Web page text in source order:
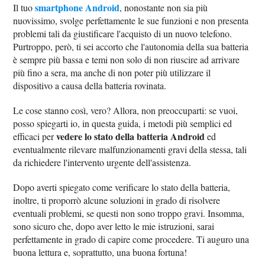
Il tuosmartphone Android, nonostante non sia più
nuovissimo, svolge perfettamente le sue funzioni e non presenta
problemi tali da giustificare l'acquisto di un nuovo telefono.
Purtroppo, però, ti sei accorto che l'autonomia della sua batteria
è sempre più bassa e temi non solo di non riuscire ad arrivare
più fino a sera, ma anche di non poter più utilizzare il
dispositivo a causa della batteria rovinata.
Le cose stanno così, vero? Allora, non preoccuparti: se vuoi,
posso spiegarti io, in questa guida, i metodi più semplici ed
efficaci pervedere lo stato della batteria Androided
eventualmente rilevare malfunzionamenti gravi della stessa, tali
da richiedere l'intervento urgente dell'assistenza.
Dopo averti spiegato come verificare lo stato della batteria,
inoltre, ti proporrò alcune soluzioni in grado di risolvere
eventuali problemi, se questi non sono troppo gravi. Insomma,
sono sicuro che, dopo aver letto le mie istruzioni, sarai
perfettamente in grado di capire come procedere. Ti auguro una
buona lettura e, soprattutto, una buona fortuna!